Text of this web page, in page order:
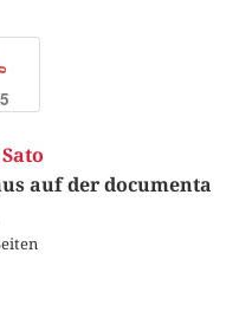
auf der documenta